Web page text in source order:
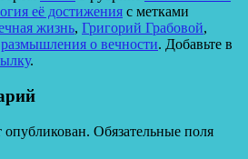
её достижения с метками
жизнь, Григорий Грабовой,
размышления о вечности. Добавьте в
.
опубликован. Обязательные поля